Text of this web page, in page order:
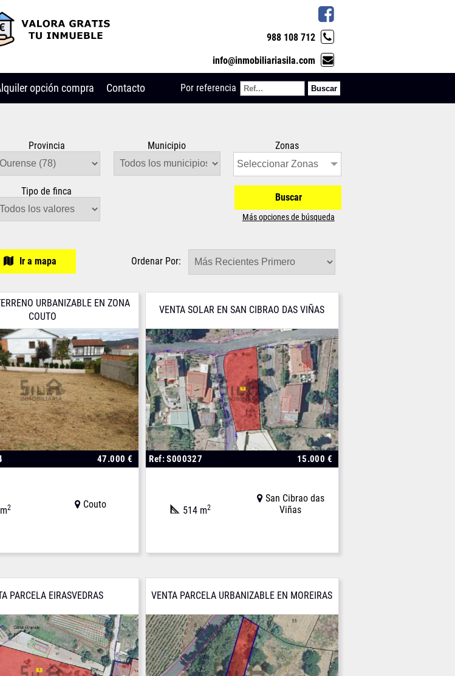
988 108 712
info@inmobiliariasila.com
opción compra Contacto Por referencia
Provincia Municipio Zonas
Seleccionar Zonas
Tipo de finca
Buscar
Más opciones de búsqueda
Ir a mapa Ordenar Por:
URBANIZABLE EN ZONA
COUTO
47.000 €
2 Couto
VENTA SOLAR EN SAN CIBRAO DAS VIÑAS
Ref: S000327 15.000 €
514 m2
San Cibrao das
Viñas
PARCELA EIRASVEDRAS VENTA PARCELA URBANIZABLE EN MOREIRAS